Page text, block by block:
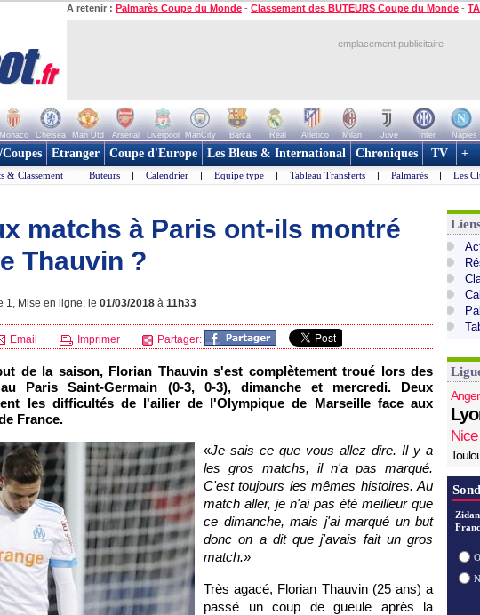
A retenir : Palmarès Coupe du Monde - Classement des BUTEURS Coupe du Monde -
emplacement publicitaire
Monaco Chelsea Man Utd Arsenal Liverpool ManCity Barca Real Atletico Milan Juve Inter Naples
Etranger Coupe d'Europe Les Bleus & International Chroniques TV +
& Classement | Buteurs | Calendrier | Equipe type | Tableau Transferts | Palmarès | Les
matchs à Paris ont-ils montré
Thauvin ?
1, Mise en ligne: le 01/03/2018 à 11h33
Email Imprimer Partager:
de la saison, Florian Thauvin s'est complètement troué lors des
Paris Saint-Germain (0-3, 0-3), dimanche et mercredi. Deux
les difficultés de l'ailier de l'Olympique de Marseille face aux
France.
«Je sais ce que vous allez dire. Il y a
les gros matchs, il n'a pas marqué.
C'est toujours les mêmes histoires. Au
match aller, je n'ai pas été meilleur que
ce dimanche, mais j'ai marqué un but
donc on a dit que j'avais fait un gros
match.»
Très agacé, Florian Thauvin (25 ans) a
passé un coup de gueule après la
Nice